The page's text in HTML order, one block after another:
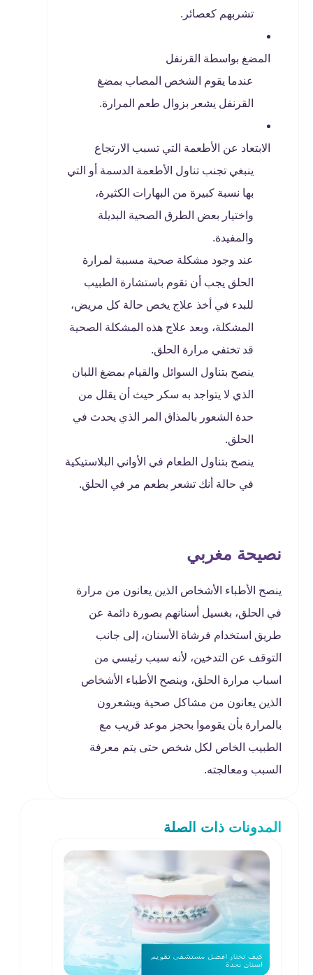
تشربهم كعصائر.
المضغ بواسطة القرنفل
عندما يقوم الشخص المصاب بمضغ
القرنفل يشعر بزوال طعم المرارة.
الابتعاد عن الأطعمة التي تسبب الارتجاع
ينبغي تجنب تناول الأطعمة الدسمة أو التي
بها نسبة كبيرة من البهارات الكثيرة،
واختيار بعض الطرق الصحية البديلة
والمفيدة.
عند وجود مشكلة صحية مسببة لمرارة
الحلق يجب أن تقوم باستشارة الطبيب
للبدء في أخذ علاج يخص حالة كل مريض،
المشكلة، وبعد علاج هذه المشكلة الصحية
قد تختفي مرارة الحلق.
ينصح بتناول السوائل والقيام بمضغ اللبان
الذي لا يتواجد به سكر حيث أن يقلل من
حدة الشعور بالمذاق المر الذي يحدث في
الحلق.
ينصح بتناول الطعام في الأواني البلاستيكية
في حالة أنك تشعر بطعم مر في الحلق.
نصيحة مغربي
ينصح الأطباء الأشخاص الذين يعانون من مرارة
في الحلق، بغسيل أسنانهم بصورة دائمة عن
طريق استخدام فرشاة الأسنان، إلى جانب
التوقف عن التدخين، لأنه سبب رئيسي من
اسباب مرارة الحلق، وينصح الأطباء الأشخاص
الذين يعانون من مشاكل صحية ويشعرون
بالمرارة بأن يقوموا بحجز موعد قريب مع
الطبيب الخاص لكل شخص حتى يتم معرفة
السبب ومعالجته.
المدونات ذات الصلة